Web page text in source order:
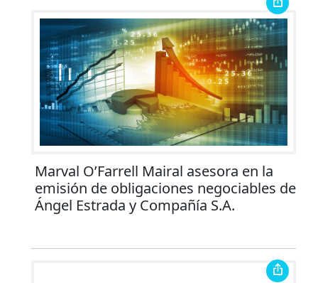
Marval O’Farrell Mairal asesora en la
emisión de obligaciones negociables de
Ángel Estrada y Compañía S.A.